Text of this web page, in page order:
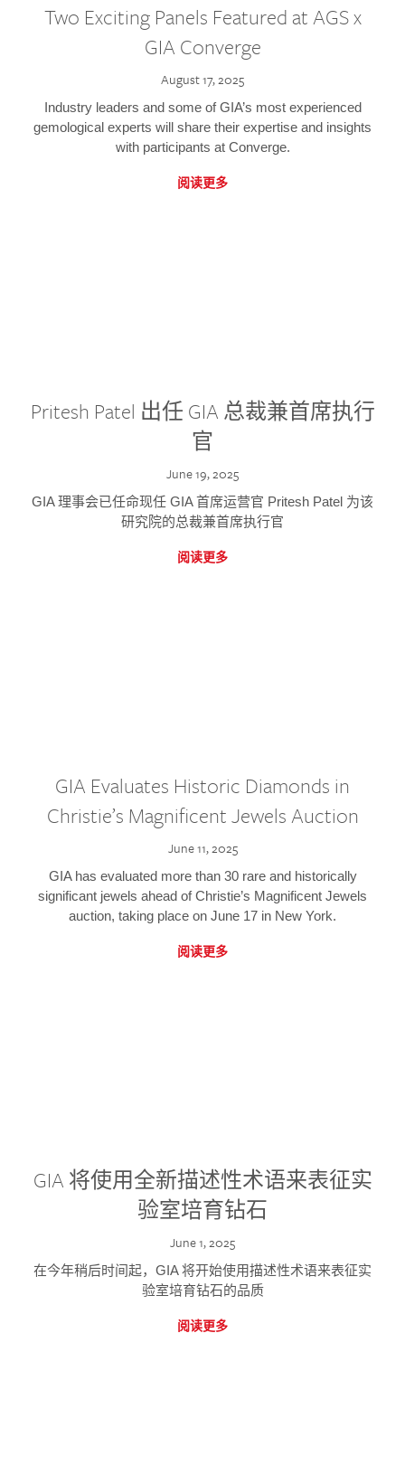
Two Exciting Panels Featured at AGS x
GIA Converge
August 17, 2025
Industry leaders and some of GIA’s most experienced
gemological experts will share their expertise and insights
with participants at Converge.
阅读更多
Pritesh Patel 出任 GIA 总裁兼首席执行
官
June 19, 2025
GIA 理事会已任命现任 GIA 首席运营官 Pritesh Patel 为该
研究院的总裁兼首席执行官
阅读更多
GIA Evaluates Historic Diamonds in
Christie’s Magnificent Jewels Auction
June 11, 2025
GIA has evaluated more than 30 rare and historically
significant jewels ahead of Christie’s Magnificent Jewels
auction, taking place on June 17 in New York.
阅读更多
GIA 将使用全新描述性术语来表征实
验室培育钻石
June 1, 2025
在今年稍后时间起，GIA 将开始使用描述性术语来表征实
验室培育钻石的品质
阅读更多